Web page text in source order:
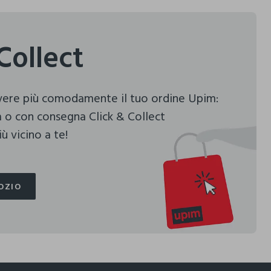
più comodamente il tuo ordine Upim:
con consegna Click & Collect
vicino a te!